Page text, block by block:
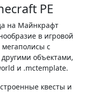
PE
на Майнкрафт
в игровой
с
объектами,
и .mctemplate.
квесты и